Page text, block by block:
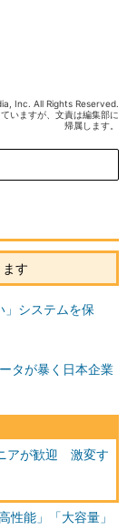
Inc. All Rights Reserved.
いますが、文責は編集部に
帰属します。
す
」システムを保
タが暴く日本企業
アが歓迎 激変す
能」「大容量」